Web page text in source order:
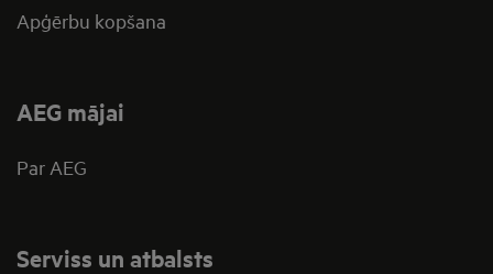
Apģērbu kopšana
AEG mājai
Par AEG
Serviss un atbalsts